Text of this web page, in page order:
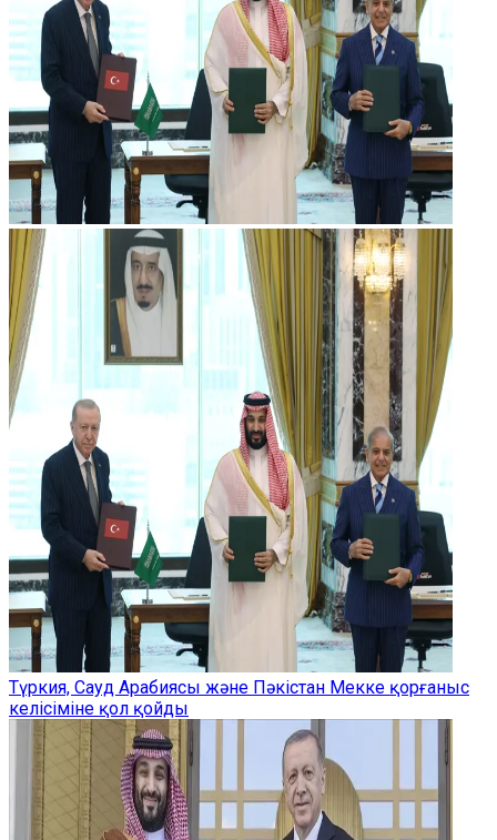
Түркия, Сауд Арабиясы және Пәкістан Мекке қорғаныс
келісіміне қол қойды